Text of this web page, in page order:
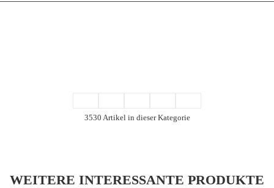
3530 Artikel in dieser Kategorie
WEITERE INTERESSANTE PRODUKTE